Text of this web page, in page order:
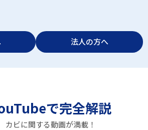
法人の方へ
で完全解説
カビに関する動画が満載！